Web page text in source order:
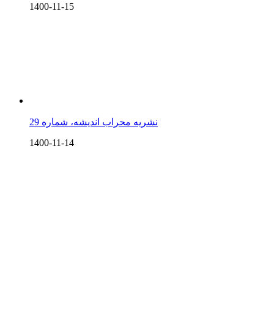
1400-11-15
نشریه محراب اندیشه، شماره 29
1400-11-14